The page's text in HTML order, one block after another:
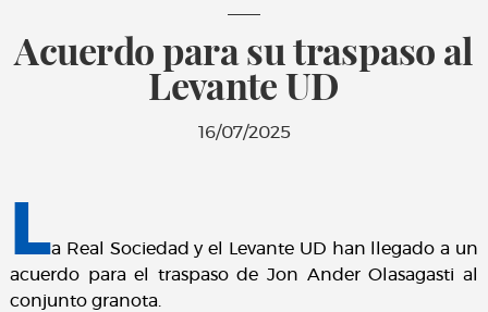
Acuerdo para su traspaso al
Levante UD
16/07/2025
La Real Sociedad y el Levante UD han llegado a un
acuerdo para el traspaso de Jon Ander Olasagasti al
conjunto granota.